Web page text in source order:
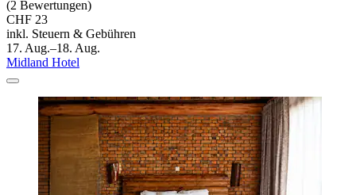
(2 Bewertungen)
CHF 23
inkl. Steuern & Gebühren
17. Aug.–18. Aug.
Midland Hotel